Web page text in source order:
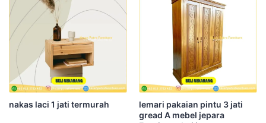
nakas laci 1 jati termurah
lemari pakaian pintu 3 jati
gread A mebel jepara